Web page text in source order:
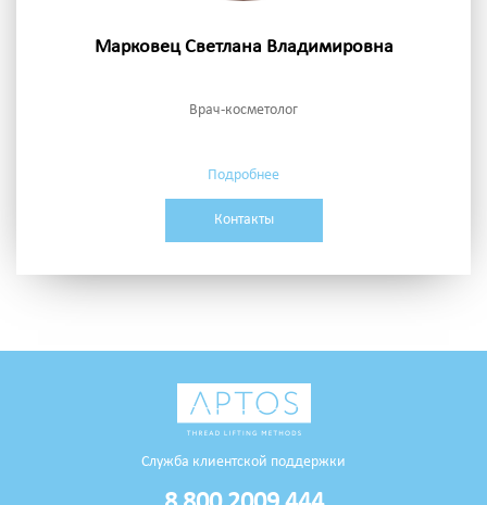
Марковец Светлана Владимировна
Врач-косметолог
Подробнее
Контакты
Служба клиентской поддержки